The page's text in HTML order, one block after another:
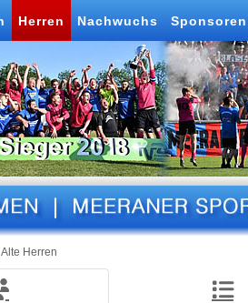
Herren Nachwuchs Sponsoren
Alte Herren